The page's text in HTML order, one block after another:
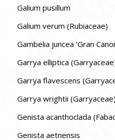
Galium pusillum
Galium verum (Rubiaceae)
Gambelia juncea ‘Gran
Garrya elliptica
Garrya flavescens
Garrya wrightii (Garryaceae)
Genista acanthoclada
Genista aetnensis